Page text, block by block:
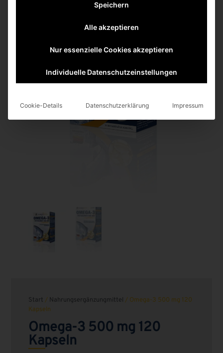
Start / Nahrungsergänzungmittel / Omega-3 500 mg 120
Kapseln
Omega-3 500 mg 120
Kapseln
Speichern
Alle akzeptieren
Nur essenzielle Cookies akzeptieren
Individuelle Datenschutzeinstellungen
Cookie-Details Datenschutzerklärung Impressum